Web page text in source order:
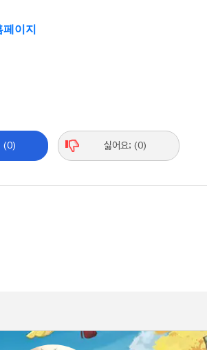
이지
(0) 싫어요; (0)